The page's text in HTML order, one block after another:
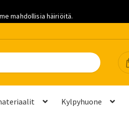
mahdollisia häiriöitä.
Kylpyhuone